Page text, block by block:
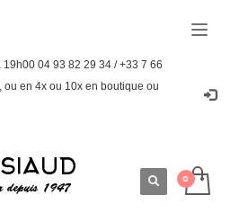
04 93 82 29 34 / +33 7 66
en 4x ou 10x en boutique ou